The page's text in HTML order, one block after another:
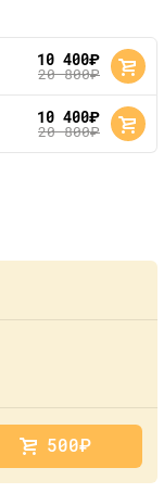
10 400руб.
20 800руб.
10 400руб.
20 800руб.
500руб.